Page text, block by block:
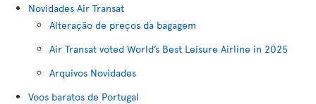
Novidades Air Transat
Alteração de preços da bagagem
Air Transat voted World’s Best Leisure Airline in 2025
Arquivos Novidades
Voos baratos de Portugal